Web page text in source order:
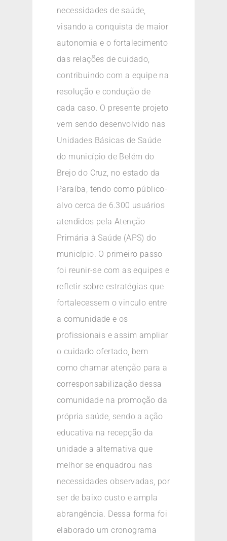
necessidades de saúde,
visando a conquista de maior
autonomia e o fortalecimento
das relações de cuidado,
contribuindo com a equipe na
resolução e condução de
cada caso. O presente projeto
vem sendo desenvolvido nas
Unidades Básicas de Saúde
do município de Belém do
Brejo do Cruz, no estado da
Paraíba, tendo como público-
alvo cerca de 6.300 usuários
atendidos pela Atenção
Primária à Saúde (APS) do
município. O primeiro passo
foi reunir-se com as equipes e
refletir sobre estratégias que
fortalecessem o vinculo entre
a comunidade e os
profissionais e assim ampliar
o cuidado ofertado, bem
como chamar atenção para a
corresponsabilização dessa
comunidade na promoção da
própria saúde, sendo a ação
educativa na recepção da
unidade a alternativa que
melhor se enquadrou nas
necessidades observadas, por
ser de baixo custo e ampla
abrangência. Dessa forma foi
elaborado um cronograma